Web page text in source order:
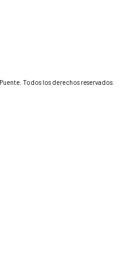
Todos los derechos reservados.